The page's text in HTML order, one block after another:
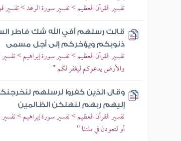
تفسير القرآن العظيم > تفسير سورة الرعد > تفسير
قالت رسلهم أفي الله شك فاطر
ذنوبكم ويؤخركم إلى أجل مسمى
تفسير القرآن العظيم > تفسير سورة إبراهيم >
والأرض يدعوكم ليغفر لكم "
وقال الذين كفروا لرسلهم
إليهم ربهم لنهلكن الظالمين
تفسير القرآن العظيم > تفسير سورة إبراهيم >
أو لتعودن في ملتنا "